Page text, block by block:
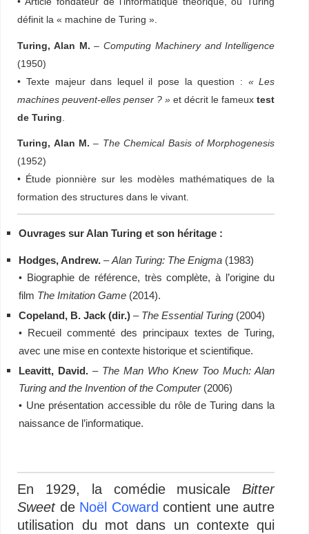
définit la « machine de Turing ».
Turing, Alan M. –Computing Machinery and Intelligence
(1950)
• Texte majeur dans lequel il pose la question : « Les
machines peuvent-elles penser ? » et décrit le fameuxtest
de Turing
Turing, Alan M. – The Chemical Basis of Morphogenesis
(1952)
• Étude pionnière sur les modèles mathématiques de la
formation des structures dans le vivant.
Ouvrages sur Alan Turing et son héritage :
Hodges, Andrew.–Alan Turing: The Enigma(1983)
•Biographie de référence, très complète, à l’origine du
film The Imitation Game(2014).
Copeland, B. Jack (dir.)– The Essential Turing(2004)
• Recueil commenté des principaux textes de Turing,
avec une mise en contexte historique et scientifique.
Leavitt, David.– The Man Who Knew Too Much: Alan
Turing and the Invention of the Computer(2006)
•Une présentation accessible du rôle de Turing dans la
naissance de l’informatique.
En 1929, la comédie musicale Bitter
Sweetde Noël Coward contient une autre
utilisation du mot dans un contexte qui